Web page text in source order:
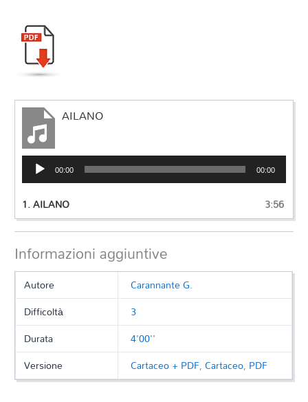
AILANO
Audio
Player 00:00 00:00
1.AILANO 3:56
Informazioni aggiuntive
Autore
Carannante G.
Difficoltà
3
Durata
4'00''
Versione
Cartaceo + PDF,Cartaceo, PDF